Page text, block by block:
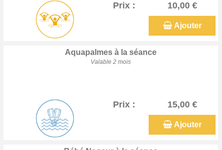
Prix : 10,00 €
Ajouter
Aquapalmes à la séance
Valable 2 mois
Prix : 15,00 €
Ajouter